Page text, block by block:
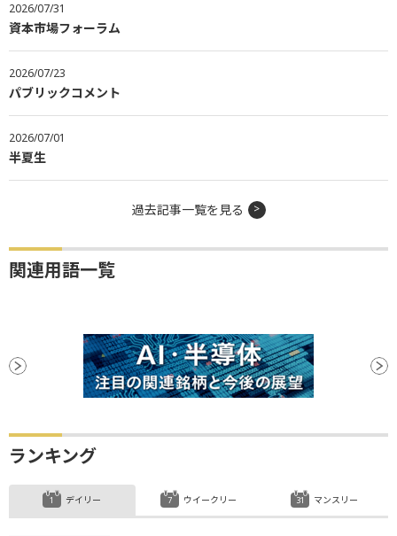
2026/07/31
資本市場フォーラム
2026/07/23
パブリックコメント
2026/07/01
半夏生
過去記事一覧を見る
関連用語一覧
ランキング
デイリー ウイークリー マンスリー